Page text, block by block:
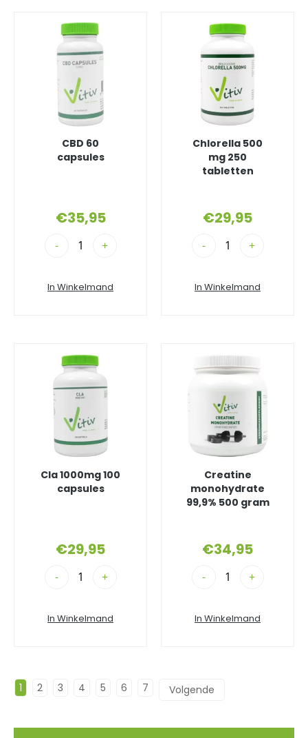
CBD 60
capsules
€35,95
- +
In Winkelmand
Chlorella 500
mg 250
tabletten
€29,95
- +
In Winkelmand
Cla 1000mg 100
capsules
€29,95
- +
In Winkelmand
Creatine
monohydrate
99,9% 500 gram
€34,95
- +
In Winkelmand
1 2 3 4 5 6 7 →